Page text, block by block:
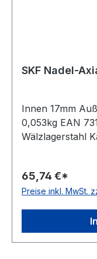
SKF Nadel-
Innen 17mm
0,053kg EAN
Wälzlagerstahl
ABEC 1
einseitig
65,74 €*
Preise inkl. MwSt.